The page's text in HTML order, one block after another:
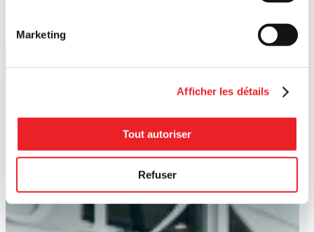
Marketing
Afficher les détails
Tout autoriser
Refuser